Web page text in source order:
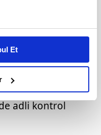
sizlere özel
Bunu yaparken
deneyimi sunmak
sunabilmek adına
ve bu noktada,
noktasında tek gelir
isteriz.
Et
geçenlerin büyük
adli kontrol